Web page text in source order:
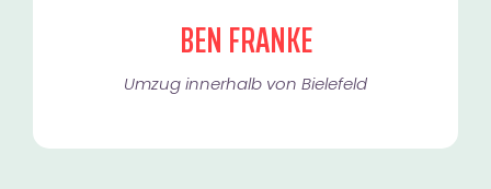
BEN FRANKE
Umzug innerhalb von Bielefeld​